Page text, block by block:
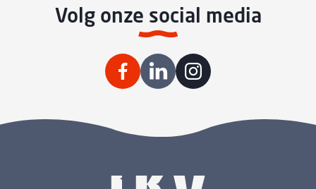
Volg onze social media